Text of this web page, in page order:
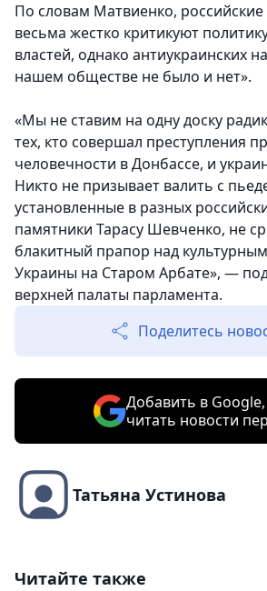
По словам Матвиенко,
весьма жестко критикуют
властей, однако антиукраинских
нашем обществе не было и нет».
«Мы не ставим на одну доску
тех, кто совершал преступления
человечности в Донбассе, и
Никто не призывает валить с
установленные в разных
памятники Тарасу Шевченко, не
блакитный прапор над
Украины на Старом Арбате», —
верхней палаты парламента.
Поделитесь
Добавить в
читать новости
Татьяна Устинова
Читайте также